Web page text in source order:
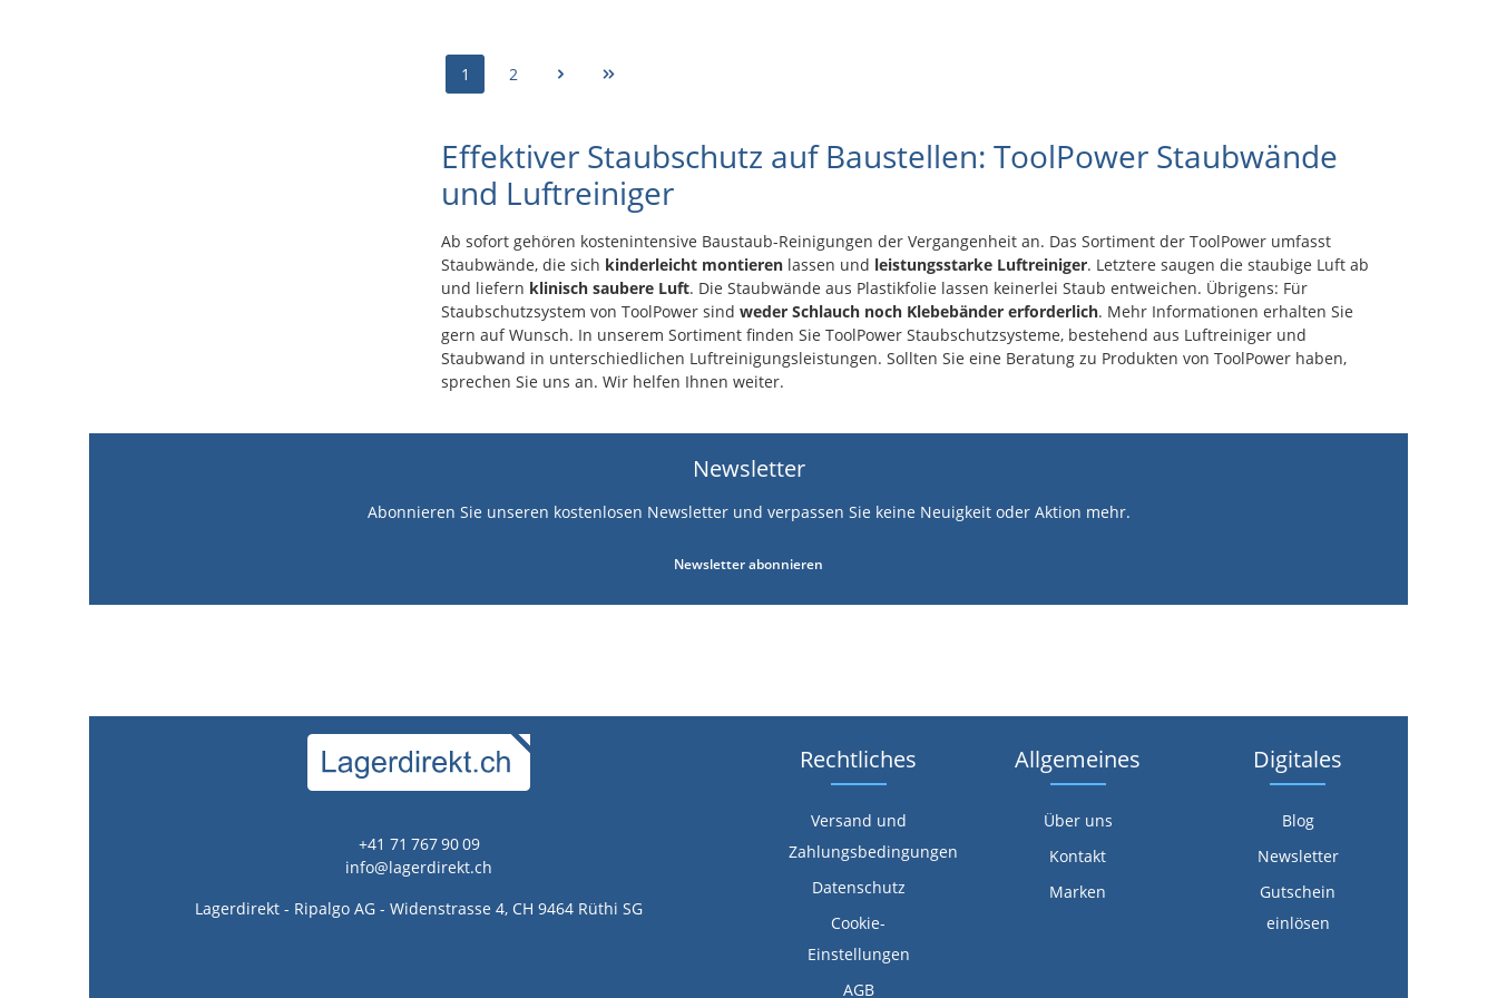
1 2
Effektiver Staubschutz auf Baustellen: ToolPower Staubwände
und Luftreiniger
Ab sofort gehören kostenintensive Baustaub-Reinigungen der Vergangenheit an. Das Sortiment der ToolPower umfasst
Staubwände, die sich kinderleicht montieren lassen und leistungsstarke Luftreiniger. Letztere saugen die staubige Luft ab
und liefern klinisch saubere Luft. Die Staubwände aus Plastikfolie lassen keinerlei Staub entweichen. Übrigens: Für
Staubschutzsystem von ToolPower sind weder Schlauch noch Klebebänder erforderlich. Mehr Informationen erhalten Sie
gern auf Wunsch. In unserem Sortiment finden Sie ToolPower Staubschutzsysteme, bestehend aus Luftreiniger und
Staubwand in unterschiedlichen Luftreinigungsleistungen. Sollten Sie eine Beratung zu Produkten von ToolPower haben,
sprechen Sie uns an. Wir helfen Ihnen weiter.
Newsletter
Abonnieren Sie unseren kostenlosen Newsletter und verpassen Sie keine Neuigkeit oder Aktion mehr.
Newsletter abonnieren
+41 71 767 90 09
info@lagerdirekt.ch
Lagerdirekt - Ripalgo AG - Widenstrasse 4, CH 9464 Rüthi SG
Rechtliches
Versand und
Zahlungsbedingungen
Datenschutz
Cookie-
Einstellungen
AGB
Allgemeines
Über uns
Kontakt
Marken
Digitales
Blog
Newsletter
Gutschein
einlösen